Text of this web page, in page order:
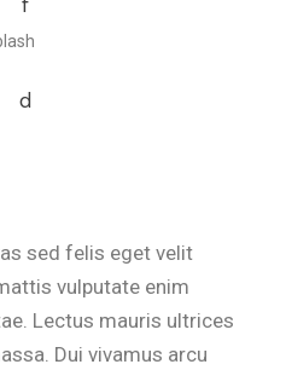
sed felis eget velit
vulputate enim
Lectus mauris ultrices
Dui vivamus arcu